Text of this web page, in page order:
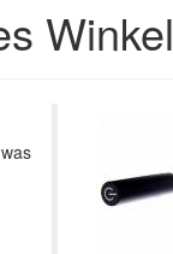
Winkel